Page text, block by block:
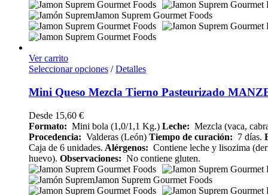
Ver carrito
Seleccionar opciones / Detalles
Mini Queso Mezcla Tierno Pasteurizado
Desde 15,60 €
Formato: Mini bola (1,0/1,1 Kg.) Leche: Mezcla (vaca,
Procedencia: Valderas (León) Tiempo de curación: 7 días.
Caja de 6 unidades. Alérgenos: Contiene leche y lisozima
huevo). Observaciones: No contiene gluten.